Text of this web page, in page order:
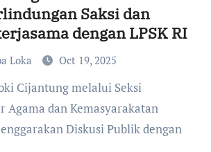
Saksi dan
dengan LPSK RI
Loka Oct 19, 2025
Agama dan Kemasyarakatan
Diskusi Publik dengan